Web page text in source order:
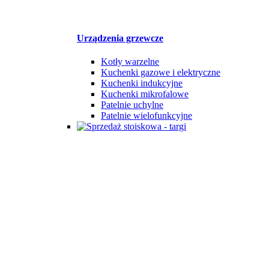
Urządzenia grzewcze
Kotły warzelne
Kuchenki gazowe i elektryczne
Kuchenki indukcyjne
Kuchenki mikrofalowe
Patelnie uchylne
Patelnie wielofunkcyjne